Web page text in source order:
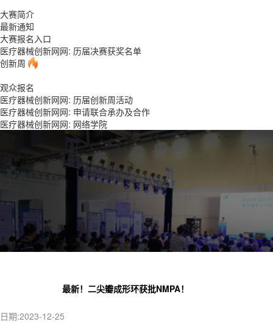
大赛简介
最新通知
大赛报名入口
医疗器械创新网网: 历届决赛获奖名单
创新周
观众报名
医疗器械创新网网: 历届创新周活动
医疗器械创新网网: 申请联合承办及合作
医疗器械创新网网: 网络学院
最新！二尖瓣成形环获批NMPA！
日期:2023-12-25